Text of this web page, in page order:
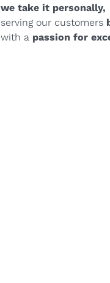
we take it personally,
serving our customers
with a passion for